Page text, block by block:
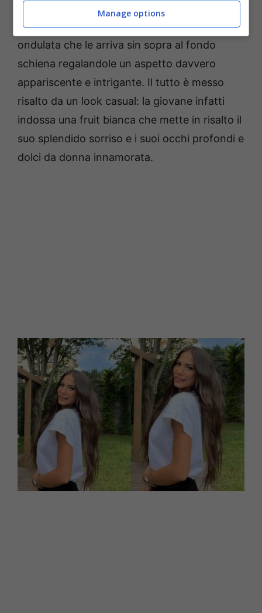
sicura di sé. È qui che immersa nel verde la
giovane star mostra una lunghissima chioma
ondulata che le arriva sin sopra al fondo
schiena regalandole un aspetto davvero
appariscente e intrigante. Il tutto è messo
risalto da un look casual: la giovane infatti
indossa una fruit bianca che mette in risalto il
suo splendido sorriso e i suoi occhi profondi e
dolci da donna innamorata.
Manage options